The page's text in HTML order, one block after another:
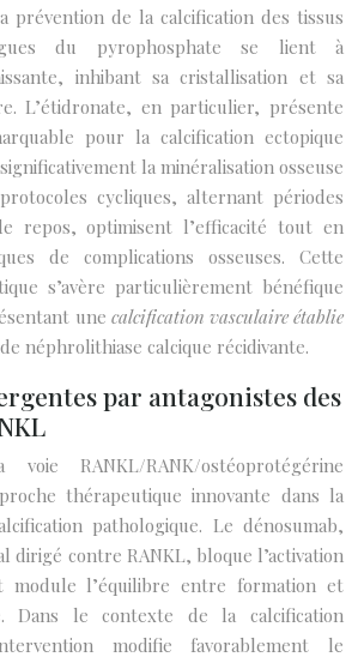
prévention de la calcification des tissus
du pyrophosphate se lient à
inhibant sa cristallisation et sa
L’étidronate, en particulier, présente
pour la calcification ectopique
la minéralisation osseuse
cycliques, alternant périodes
repos, optimisent l’efficacité tout en
de complications osseuses. Cette
s’avère particulièrement bénéfique
une calcification vasculaire établie
néphrolithiase calcique récidivante.
par antagonistes des
RANKL/RANK/ostéoprotégérine
thérapeutique innovante dans la
pathologique. Le dénosumab,
dirigé contre RANKL, bloque l’activation
module l’équilibre entre formation et
Dans le contexte de la calcification
modifie favorablement le